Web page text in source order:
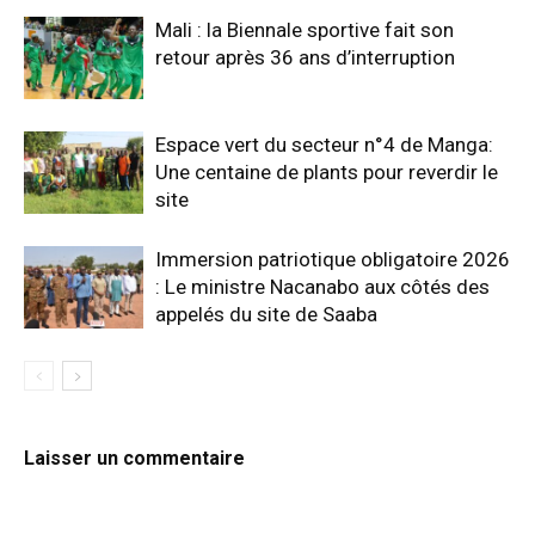
Mali : la Biennale sportive fait son
retour après 36 ans d’interruption
Espace vert du secteur n°4 de Manga:
Une centaine de plants pour reverdir le
site
Immersion patriotique obligatoire 2026
: Le ministre Nacanabo aux côtés des
appelés du site de Saaba
Laisser un commentaire